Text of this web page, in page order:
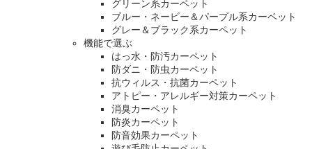
グリーン系カーペット
ブルー・ネービー＆パープル系カーペット
グレー＆ブラック系カーペット
機能で選ぶ
はっ水・防汚カーペット
防ダニ・防虫カーペット
抗ウィルス・抗菌カーペット
アトピー・アレルギー対策カーペット
消臭カーペット
防炎カーペット
防音効果カーペット